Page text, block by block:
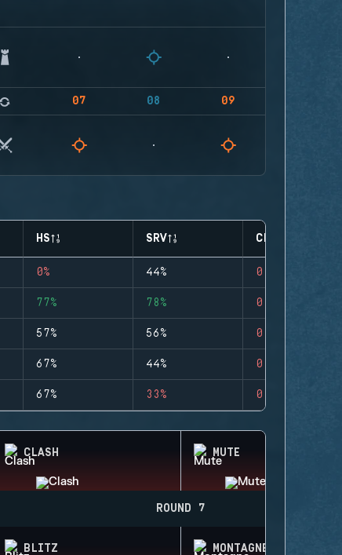
07 08 09
HS SRV CLUTCHES
0% 44% 0
77% 78% 0
57% 56% 0
67% 44% 0
67% 33% 0
CLASH MUTE
ROUND 7
BLITZ MONTAGNE